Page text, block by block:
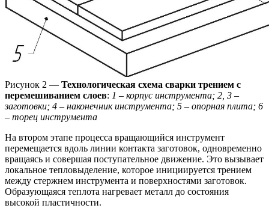
Рисунок 2 — Технологическая схема сварки трением с
перемешиванием слоев: 1 – корпус инструмента; 2, 3 –
заготовки; 4 – наконечник инструмента; 5 – опорная плита; 6
– торец инструмента
На втором этапе процесса вращающийся инструмент
перемещается вдоль линии контакта заготовок, одновременно
вращаясь и совершая поступательное движение. Это вызывает
локальное тепловыделение, которое инициируется трением
между стержнем инструмента и поверхностями заготовок.
Образующаяся теплота нагревает металл до состояния
высокой пластичности.